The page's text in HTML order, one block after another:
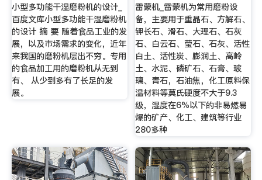
小型多功能干湿磨粉机的设计_
百度文库小型多功能干湿磨粉机
的设计 摘 要 随着食品工业的发
展，以及市场需求的变化，近年
来我国的磨粉机层出不穷。专用
的食品加工用的磨粉机从无到
有、 从少到多有了长足的发
展。
雷蒙机_雷蒙机为常用磨粉设
备，主要用于重晶石、方解石、
钾长石、滑石、大理石、石灰
石、白云石、莹石、石灰、活性
白土、活性炭、膨润土、高岭
土、水泥、磷矿石、石膏、玻
璃、青石，石油焦，化工原料保
温材料等莫氏硬度不大于9.3
级，湿度在6%以下的非易燃易
爆的矿产、化工、建筑等行业
280多种